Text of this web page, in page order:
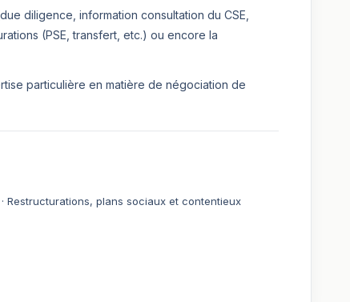
diligence, information consultation du CSE,
(PSE, transfert, etc.) ou encore la
particulière en matière de négociation de
Restructurations, plans sociaux et contentieux